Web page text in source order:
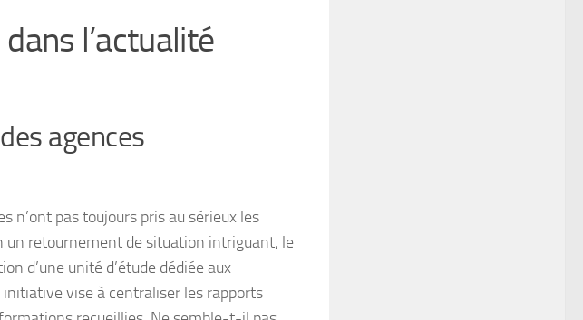
l’actualité
agences
n’ont pas toujours pris au sérieux les
un retournement de situation intriguant, le
d’une unité d’étude dédiée aux
vise à centraliser les rapports